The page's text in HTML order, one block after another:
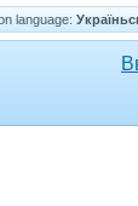
language: